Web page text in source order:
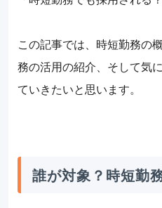
この記事では、時短勤務の
務の活用の紹介、そして気
ていきたいと思います。
誰が対象？時短勤